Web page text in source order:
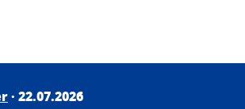
· 22.07.2026